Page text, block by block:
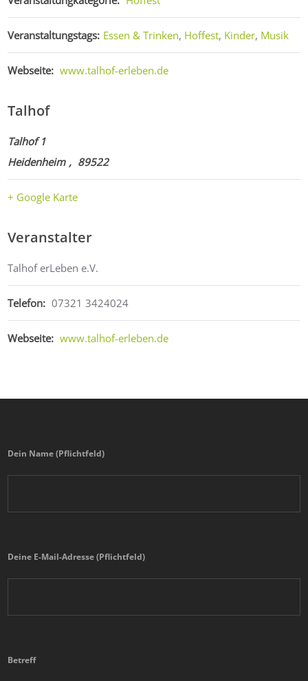
Veranstaltungstags: Essen & Trinken, Hoffest, Kinder, Musik
Webseite: www.talhof-erleben.de
Talhof
Talhof 1
Heidenheim , 89522
+ Google Karte
Veranstalter
Talhof erLeben e.V.
Telefon: 07321 3424024
Webseite: www.talhof-erleben.de
Dein Name (Pflichtfeld)
Deine E-Mail-Adresse (Pflichtfeld)
Betreff